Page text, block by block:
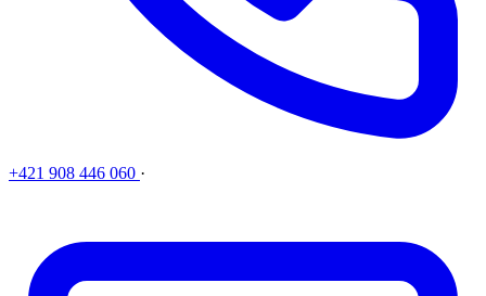
+421 908 446 060 ·